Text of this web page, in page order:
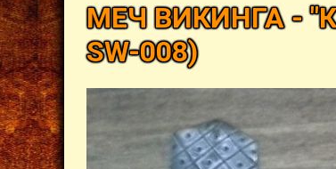
МЕЧ ВИКИНГА -
SW-008)